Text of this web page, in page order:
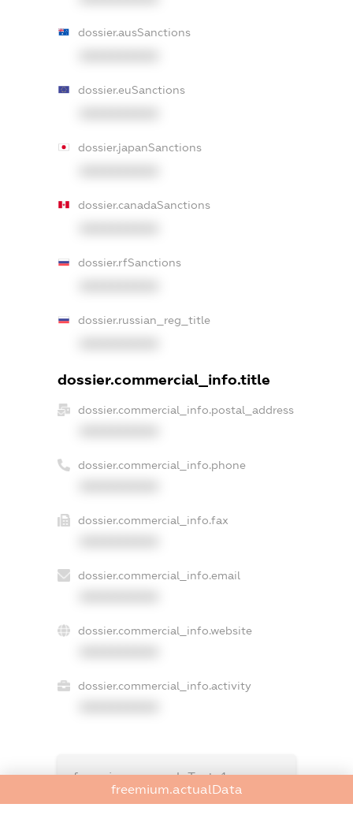
dossier.ausSanctions
dossier.euSanctions
dossier.japanSanctions
dossier.canadaSanctions
dossier.rfSanctions
dossier.russian_reg_title
dossier.commercial_info.title
dossier.commercial_info.postal_address
dossier.commercial_info.phone
dossier.commercial_info.fax
dossier.commercial_info.email
dossier.commercial_info.website
dossier.commercial_info.activity
freemium.exampleText_1
freemium.exampleText_2
freemium.anonymousPerSearch2
freemium.actualData